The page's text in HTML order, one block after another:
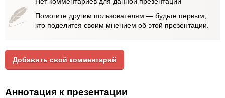
Помогите другим пользователям — будьте первым,
кто поделится своим мнением об этой презентации.
Добавить свой комментарий
Аннотация к презентации